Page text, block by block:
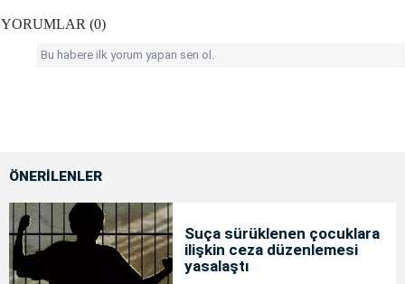
YORUMLAR (0)
Bu habere ilk yorum yapan sen ol.
ÖNERİLENLER
Suça sürüklenen çocuklara
ilişkin ceza düzenlemesi
yasalaştı